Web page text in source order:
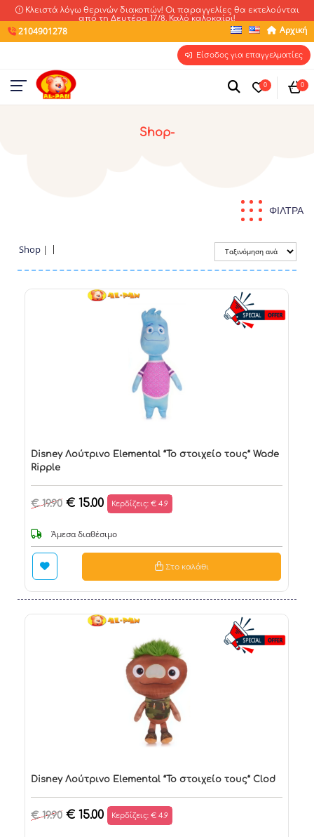
Κλειστά λόγω θερινών διακοπών! Οι παραγγελίες θα εκτελούνται
από τη Δευτέρα 17/8. Καλό καλοκαίρι!
Είσοδος για επαγγελματίες
2104901278 Αρχική
0 0
Shop-
ΦΙΛΤΡΑ
Shop|
Disney Λούτρινο Elemental “Το στοιχείο τους“ Wade
Ripple
€ 19.90 € 15.00 Κερδίζεις: € 4.9
Άμεσα διαθέσιμο
Στο καλάθι
Disney Λούτρινο Elemental “Το στοιχείο τους“ Clod
€ 19.90 € 15.00 Κερδίζεις: € 4.9